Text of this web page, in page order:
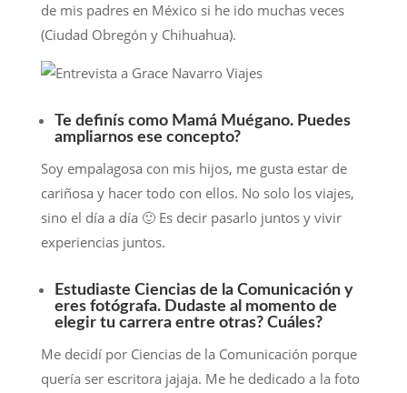
de mis padres en México si he ido muchas veces
(Ciudad Obregón y Chihuahua).
Te definís como Mamá Muégano. Puedes
ampliarnos ese concepto?
Soy empalagosa con mis hijos, me gusta estar de
cariñosa y hacer todo con ellos. No solo los viajes,
sino el día a día 🙂 Es decir pasarlo juntos y vivir
experiencias juntos.
Estudiaste Ciencias de la Comunicación y
eres fotógrafa. Dudaste al momento de
elegir tu carrera entre otras? Cuáles?
Me decidí por Ciencias de la Comunicación porque
quería ser escritora jajaja. Me he dedicado a la foto